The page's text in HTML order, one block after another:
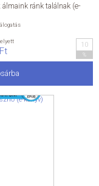
ránk találnak (e-
10